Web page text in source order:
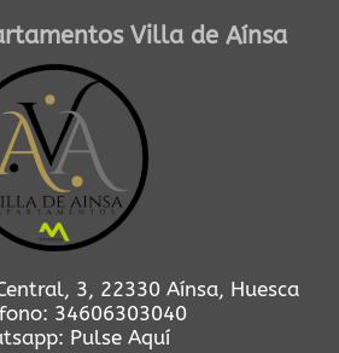
Villa de Aínsa
3, 22330 Aínsa, Huesca
34606303040
Pulse Aquí